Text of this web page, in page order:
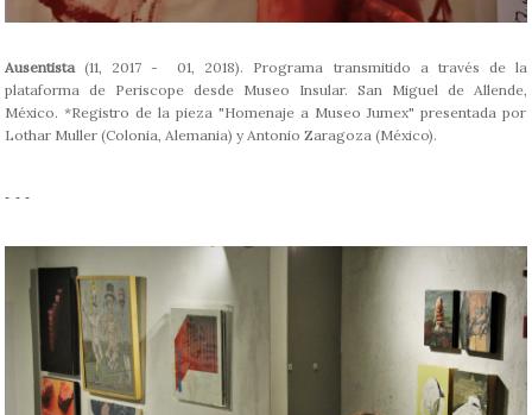
Ausentista (11, 2017 - 01, 2018). Programa transmitido a través de la
plataforma de Periscope desde Museo Insular. San Miguel de Allende,
México. *Registro de la pieza "Homenaje a Museo Jumex" presentada por
Lothar Muller (Colonia, Alemania) y Antonio Zaragoza (México).
- - -